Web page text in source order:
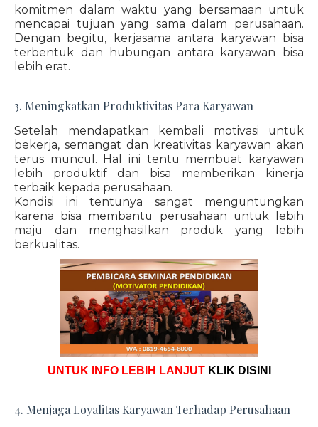
komitmen dalam waktu yang bersamaan untuk
mencapai tujuan yang sama dalam perusahaan.
Dengan begitu, kerjasama antara karyawan bisa
terbentuk dan hubungan antara karyawan bisa
lebih erat.
3. Meningkatkan Produktivitas Para Karyawan
Setelah mendapatkan kembali motivasi untuk
bekerja, semangat dan kreativitas karyawan akan
terus muncul. Hal ini tentu membuat karyawan
lebih produktif dan bisa memberikan kinerja
terbaik kepada perusahaan.
Kondisi ini tentunya sangat menguntungkan
karena bisa membantu perusahaan untuk lebih
maju dan menghasilkan produk yang lebih
berkualitas.
UNTUK INFO LEBIH LANJUT KLIK DISINI
4. Menjaga Loyalitas Karyawan Terhadap Perusahaan